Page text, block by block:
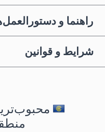
راهنما و
شرایط و قوانین